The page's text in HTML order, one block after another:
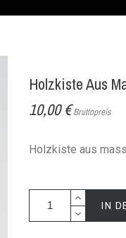
Holzkiste Aus
10,00 € Bruttopreis
Holzkiste aus
IN